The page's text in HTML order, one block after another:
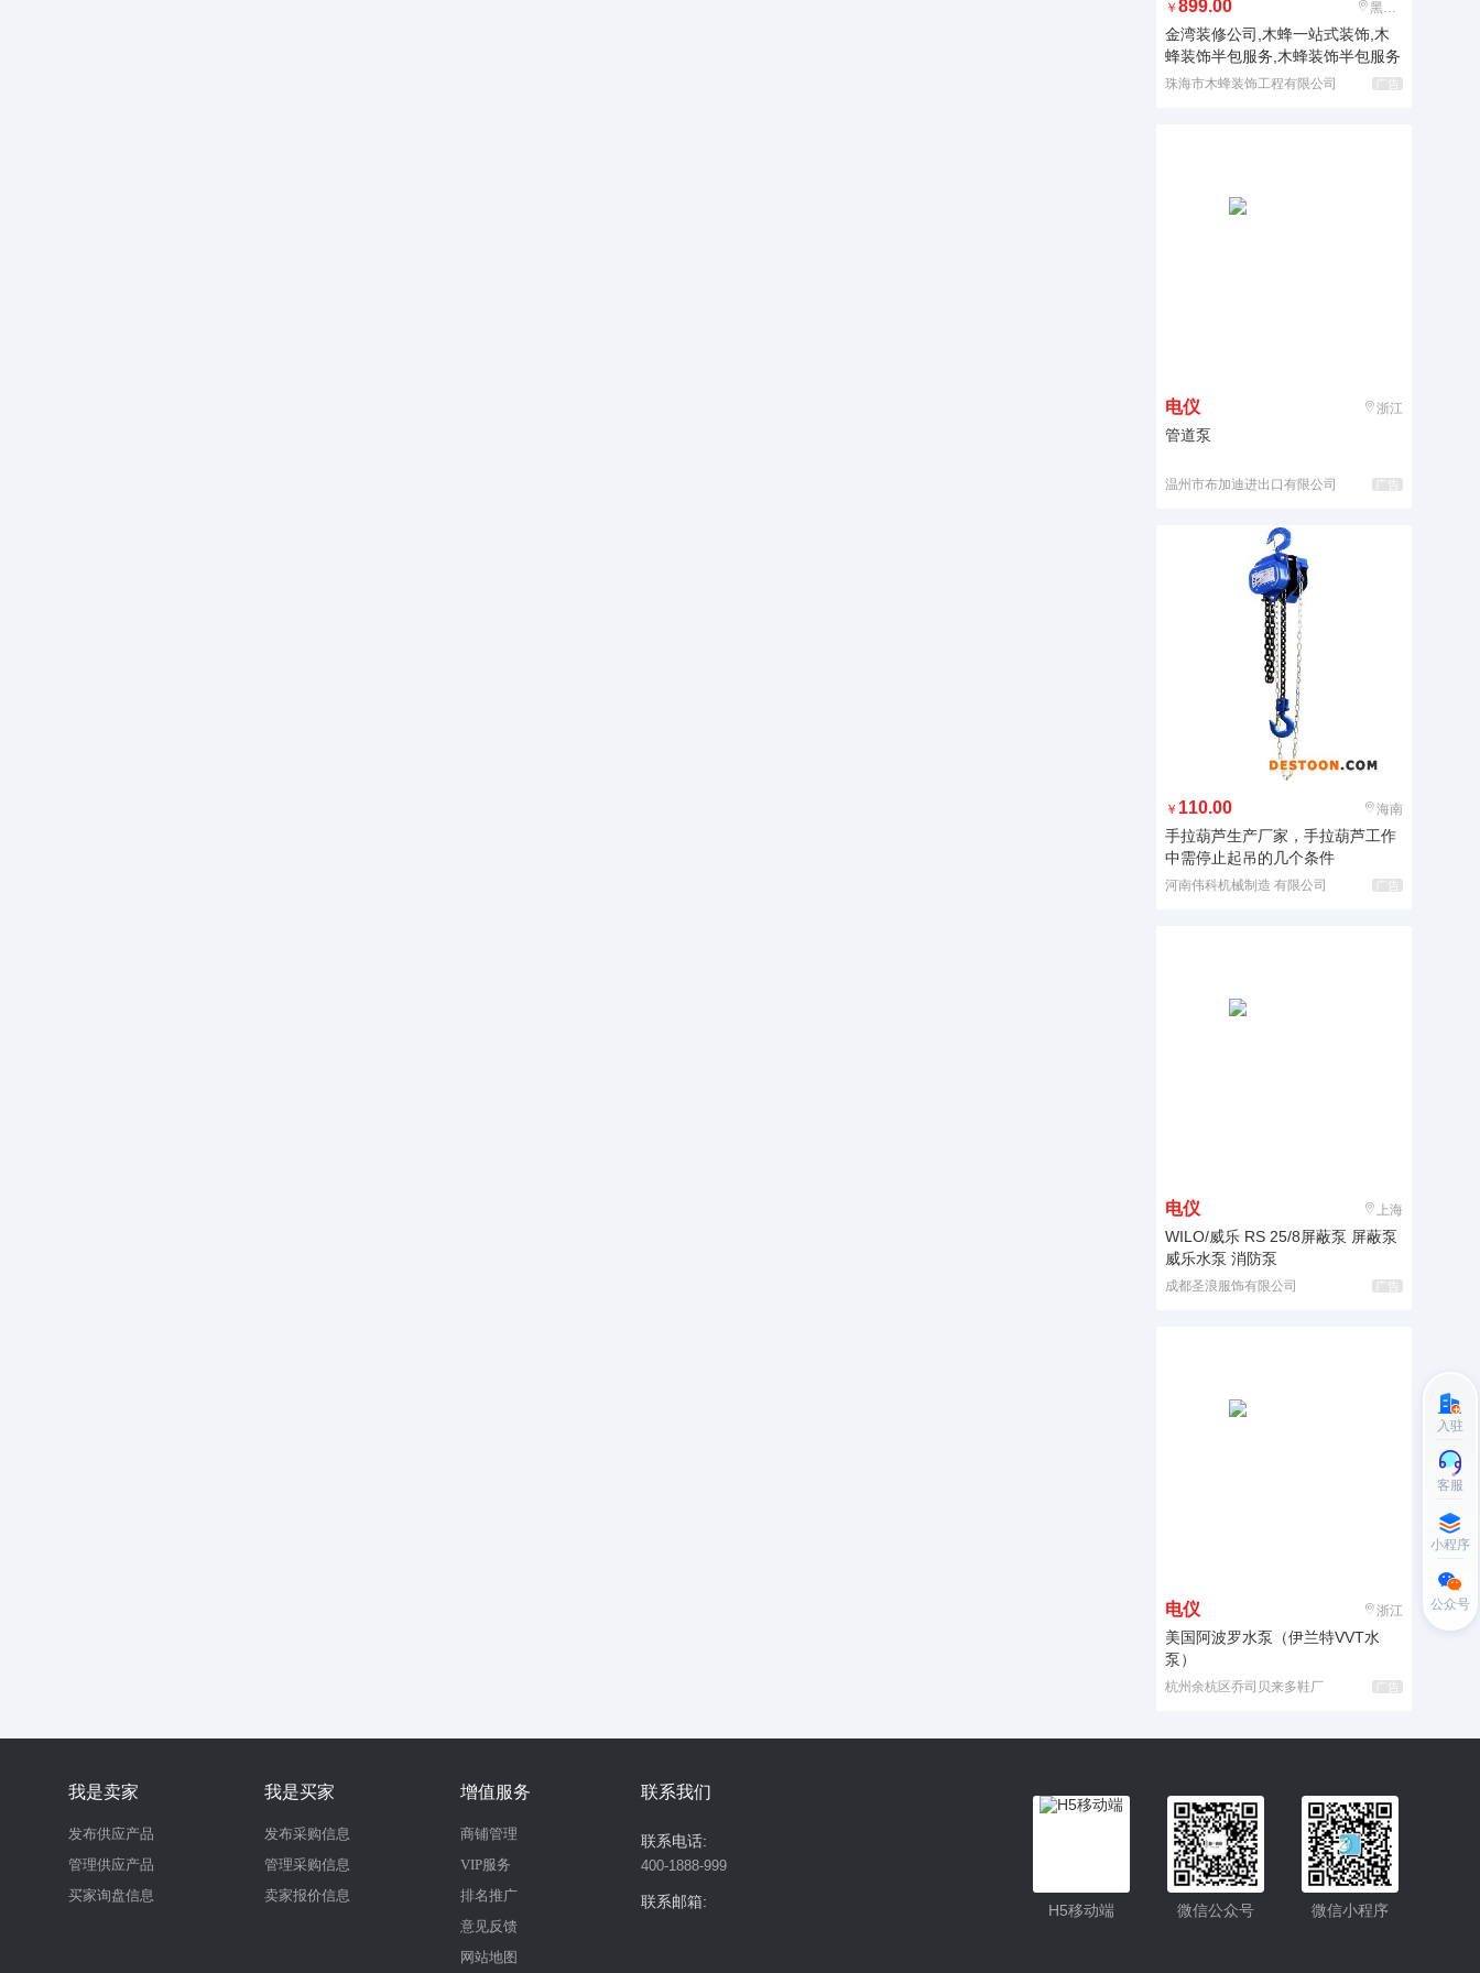
￥ 899.00 黑龙江
金湾装修公司,木蜂一站式装饰,木
蜂装饰半包服务,木蜂装饰半包服务
珠海市木蜂装饰工程有限公司 广告
电仪 浙江
管道泵
温州市布加迪进出口有限公司 广告
￥ 110.00 海南
手拉葫芦生产厂家，手拉葫芦工作
中需停止起吊的几个条件
河南伟科机械制造 有限公司 广告
电仪 上海
WILO/威乐 RS 25/8屏蔽泵 屏蔽泵
威乐水泵 消防泵
成都圣浪服饰有限公司 广告
电仪 浙江
美国阿波罗水泵（伊兰特VVT水
泵）
杭州余杭区乔司贝来多鞋厂 广告
我是卖家
发布供应产品
管理供应产品
买家询盘信息
我是买家
发布采购信息
管理采购信息
卖家报价信息
增值服务
商铺管理
VIP服务
排名推广
意见反馈
网站地图
联系我们
联系电话:
400-1888-999
联系邮箱: 微信小程序
微信公众号
H5移动端
入驻
客服
小程序
公众号